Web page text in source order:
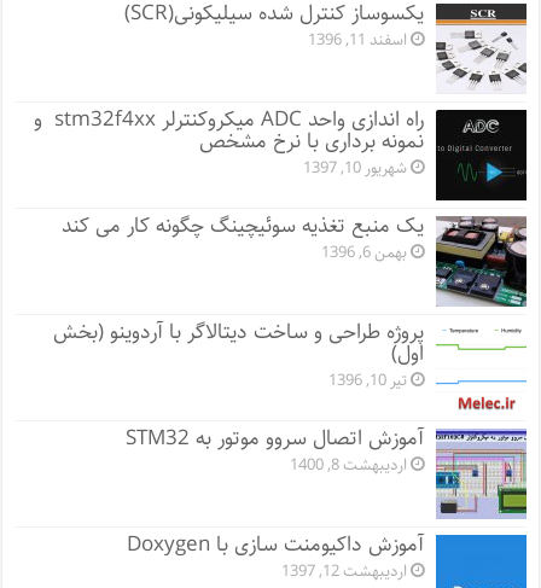
یکسوساز کنترل شده سیلیکونی(SCR)
اسفند 11, 1396
راه اندازی واحد ADC میکروکنترلر stm32f4xx و
نمونه برداری با نرخ مشخص
شهریور 10, 1397
یک منبع تغذیه سوئیچینگ چگونه کار می کند
بهمن 6, 1396
پروژه طراحی و ساخت دیتالاگر با آردوینو (بخش
اول)
تیر 10, 1396
آموزش اتصال سروو موتور به STM32
اردیبهشت 8, 1400
آموزش داکیومنت سازی با Doxygen
اردیبهشت 12, 1397